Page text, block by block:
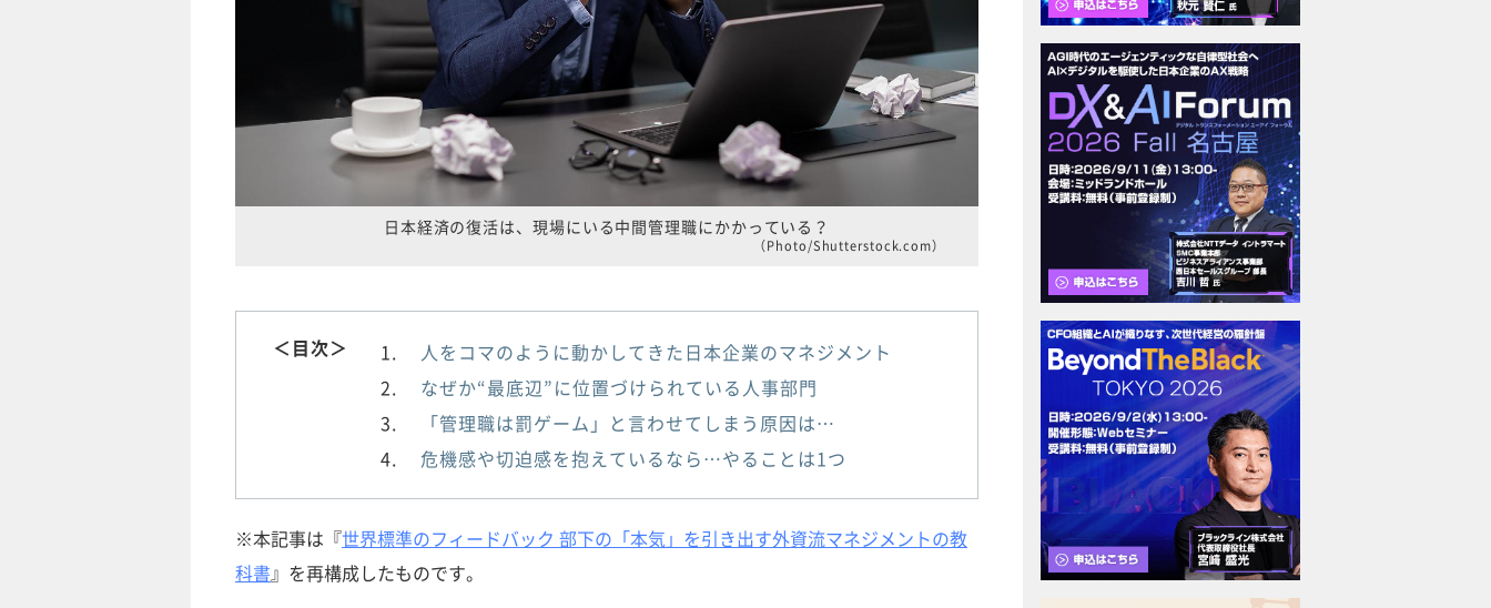
日本経済の復活は、現場にいる中間管理職にかかっている？
（Photo/Shutterstock.com）
＜目次＞
人をコマのように動かしてきた日本企業のマネジメント
なぜか“最底辺”に位置づけられている人事部門
「管理職は罰ゲーム」と言わせてしまう原因は…
危機感や切迫感を抱えているなら…やることは1つ
※本記事は『世界標準のフィードバック 部下の「本気」を引き出す外資流マネジメントの教
科書』を再構成したものです。